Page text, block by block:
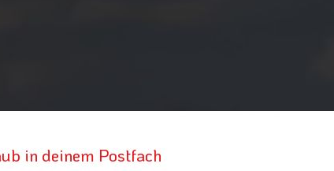
in deinem Postfach